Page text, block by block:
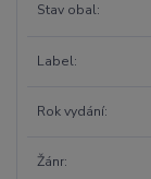
Stav obal
Label
Rok vydání
Žánr